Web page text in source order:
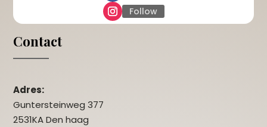
Follow
Contact
Adres:
Guntersteinweg 377
2531KA Den haag